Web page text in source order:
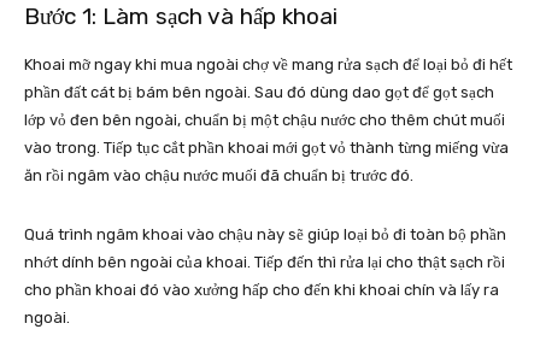
Bước 1: Làm sạch và hấp khoai
Khoai mỡ ngay khi mua ngoài chợ về mang rửa sạch để loại bỏ đi hết
phần đất cát bị bám bên ngoài. Sau đó dùng dao gọt để gọt sạch
lớp vỏ đen bên ngoài, chuẩn bị một chậu nước cho thêm chút muối
vào trong. Tiếp tục cắt phần khoai mới gọt vỏ thành từng miếng vừa
ăn rồi ngâm vào chậu nước muối đã chuẩn bị trước đó.
Quá trình ngâm khoai vào chậu này sẽ giúp loại bỏ đi toàn bộ phần
nhớt dính bên ngoài của khoai. Tiếp đến thì rửa lại cho thật sạch rồi
cho phần khoai đó vào xưởng hấp cho đến khi khoai chín và lấy ra
ngoài.